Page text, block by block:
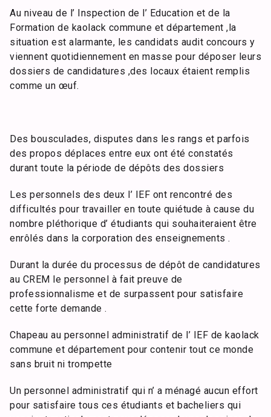
Au niveau de l’ Inspection de l’ Education et de la
Formation de kaolack commune et département ,la
situation est alarmante, les candidats audit concours y
viennent quotidiennement en masse pour déposer leurs
dossiers de candidatures ,des locaux étaient remplis
comme un œuf.
Des bousculades, disputes dans les rangs et parfois
des propos déplaces entre eux ont été constatés
durant toute la période de dépôts des dossiers
Les personnels des deux l’ IEF ont rencontré des
difficultés pour travailler en toute quiétude à cause du
nombre pléthorique d’ étudiants qui souhaiteraient être
enrôlés dans la corporation des enseignements .
Durant la durée du processus de dépôt de candidatures
au CREM le personnel à fait preuve de
professionnalisme et de surpassent pour satisfaire
cette forte demande .
Chapeau au personnel administratif de l’ IEF de kaolack
commune et département pour contenir tout ce monde
sans bruit ni trompette
Un personnel administratif qui n’ a ménagé aucun effort
pour satisfaire tous ces étudiants et bacheliers qui